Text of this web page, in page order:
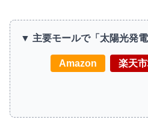
▼ 主要モールで「太陽光発
Amazon 楽天